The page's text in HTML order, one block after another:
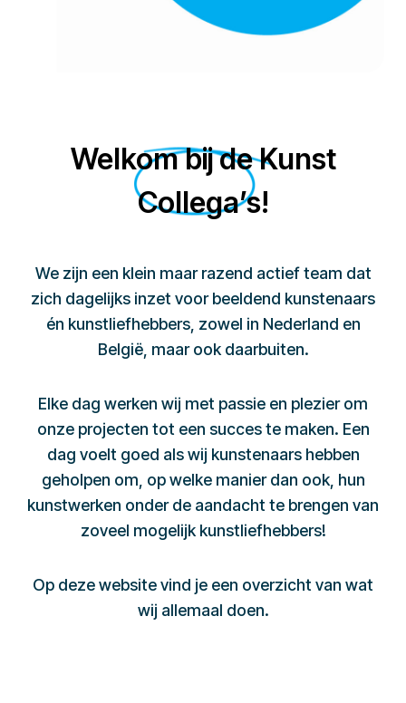
Welkom bij de Kunst
Collega’s!
We zijn een klein maar razend actief team dat
zich dagelijks inzet voor beeldend kunstenaars
én kunstliefhebbers, zowel in Nederland en
België, maar ook daarbuiten.
Elke dag werken wij met passie en plezier om
onze projecten tot een succes te maken. Een
dag voelt goed als wij kunstenaars hebben
geholpen om, op welke manier dan ook, hun
kunstwerken onder de aandacht te brengen van
zoveel mogelijk kunstliefhebbers!
Op deze website vind je een overzicht van wat
wij allemaal doen.